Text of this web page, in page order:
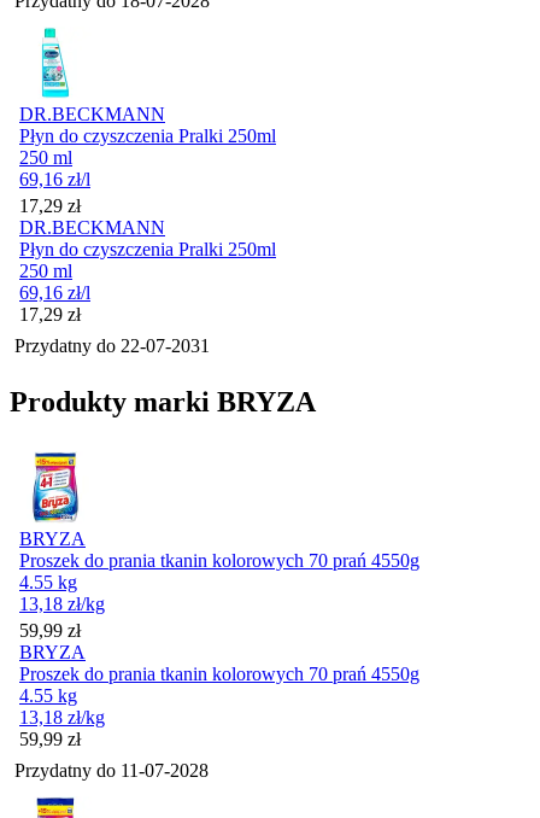
DR.BECKMANN
Płyn do czyszczenia Pralki 250ml
250 ml
69,16 zł/l
Cena
17,29 zł
DR.BECKMANN
Płyn do czyszczenia Pralki 250ml
250 ml
69,16 zł/l
Cena
17,29 zł
Przydatny do 22-07-2031
Produkty marki BRYZA
BRYZA
Proszek do prania tkanin kolorowych 70 prań 4550g
4.55 kg
13,18 zł/kg
Cena
59,99 zł
BRYZA
Proszek do prania tkanin kolorowych 70 prań 4550g
4.55 kg
13,18 zł/kg
Cena
59,99 zł
Przydatny do 11-07-2028